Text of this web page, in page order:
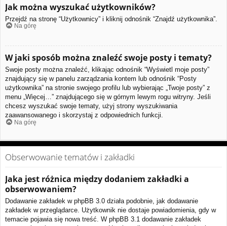
Jak można wyszukać użytkowników?
Przejdź na stronę “Użytkownicy” i kliknij odnośnik “Znajdź użytkownika”.
Na górę
W jaki sposób można znaleźć swoje posty i tematy?
Swoje posty można znaleźć, klikając odnośnik “Wyświetl moje posty”
znajdujący się w panelu zarządzania kontem lub odnośnik “Posty
użytkownika” na stronie swojego profilu lub wybierając „Twoje posty” z
menu „Więcej…” znajdującego się w górnym lewym rogu witryny. Jeśli
chcesz wyszukać swoje tematy, użyj strony wyszukiwania
zaawansowanego i skorzystaj z odpowiednich funkcji.
Na górę
Obserwowanie tematów i zakładki
Jaka jest różnica między dodaniem zakładki a
obserwowaniem?
Dodawanie zakładek w phpBB 3.0 działa podobnie, jak dodawanie
zakładek w przeglądarce. Użytkownik nie dostaje powiadomienia, gdy w
temacie pojawia się nowa treść. W phpBB 3.1 dodawanie zakładek